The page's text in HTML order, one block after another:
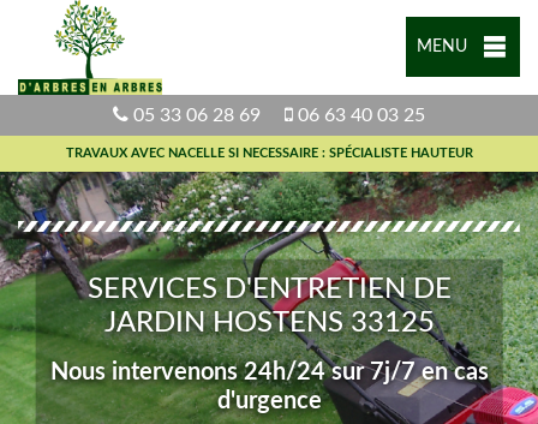
MENU
05 33 06 28 69 06 63 40 03 25
TRAVAUX AVEC NACELLE SI NECESSAIRE : SPÉCIALISTE HAUTEUR
SERVICES D'ENTRETIEN DE
JARDIN HOSTENS 33125
Nous intervenons 24h/24 sur 7j/7 en cas
d'urgence